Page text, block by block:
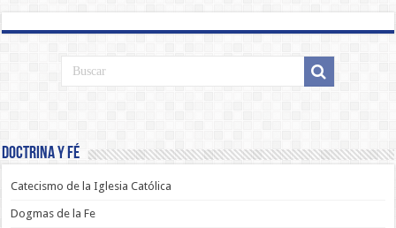
Doctrina y Fé
Catecismo de la Iglesia Católica
Dogmas de la Fe